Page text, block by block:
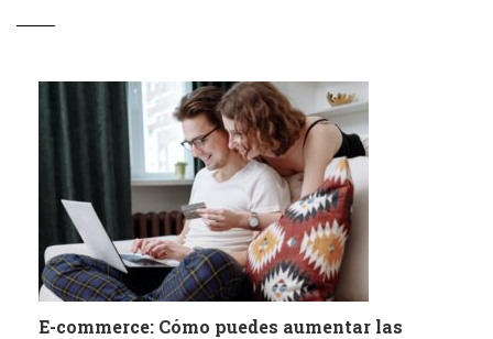
E-commerce: Cómo puedes aumentar las